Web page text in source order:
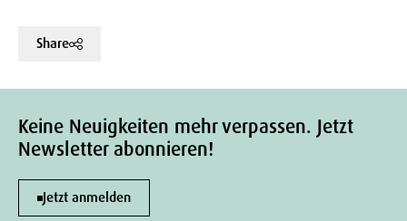
Share
Keine Neuigkeiten mehr verpassen. Jetzt
Newsletter abonnieren!
Jetzt anmelden